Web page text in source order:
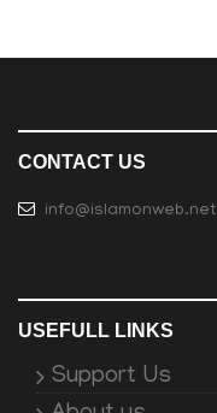
CONTACT US
info@islamonweb.net
USEFULL LINKS
Support Us